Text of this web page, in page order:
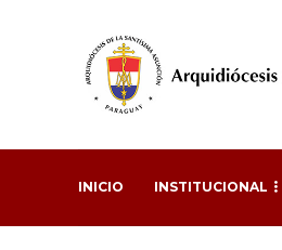
INICIO INSTITUCIONAL